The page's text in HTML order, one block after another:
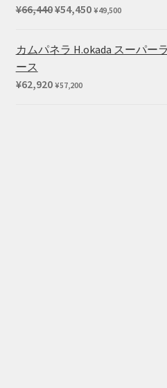
¥66,440元
価
¥54,450現
の
¥49,500
カムパネラ H.okada スーパー
ース
¥62,920 ¥57,200